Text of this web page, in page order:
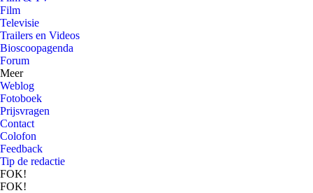
Film
Televisie
Trailers en Videos
Bioscoopagenda
Forum
Meer
Weblog
Fotoboek
Prijsvragen
Contact
Colofon
Feedback
Tip de redactie
FOK!
FOK!